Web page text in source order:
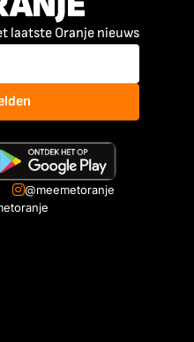
laatste Oranje nieuws
@meemetoranje